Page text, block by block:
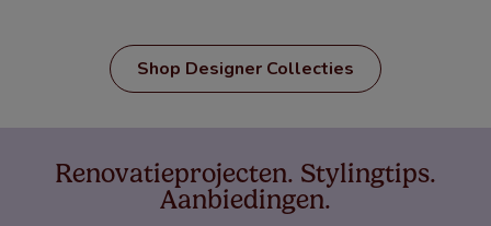
Shop Designer Collecties
Renovatieprojecten. Stylingtips.
Aanbiedingen.